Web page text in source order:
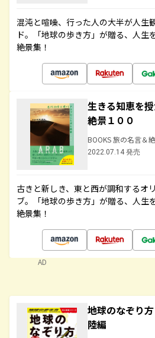
混沌と喧噪、行った人の大半が人生
ド。「地球の歩き方」が贈る、人生
絶景集！
生きる知恵を
絶景１００
BOOKS 旅の名言＆
2022.07.14 発売
古きと新しき、東と西が調和するオ
ブ。「地球の歩き方」が贈る、人生
絶景集！
AD
地球のなぞり
陸編